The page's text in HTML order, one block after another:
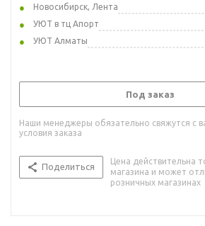
Новосибирск, Лента
УЮТ в тц Апорт
УЮТ Алматы
Под заказ
Наши менеджеры обязательно свяжутся с
условия заказа
Поделиться
Цена действительна
магазина и может
розничных магазинах